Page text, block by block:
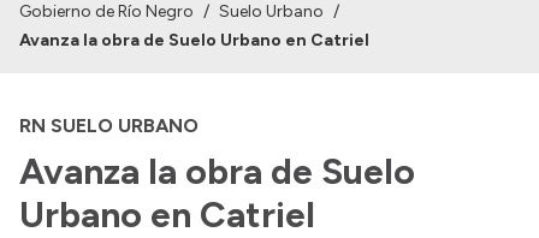
Gobierno de Río Negro / Suelo Urbano /
Avanza la obra de Suelo Urbano en Catriel
RN SUELO URBANO
Avanza la obra de Suelo
Urbano en Catriel